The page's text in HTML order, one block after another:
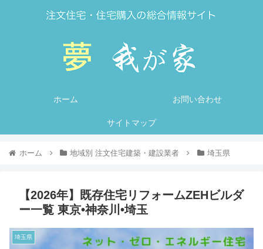
ホーム お問い合わせ
サイトマップ
ホーム 地域別 注文住宅建築・建設業者 埼玉県
【2026年】既存住宅リフォームZEHビルダ
ー一覧 東京•神奈川•埼玉
埼玉県